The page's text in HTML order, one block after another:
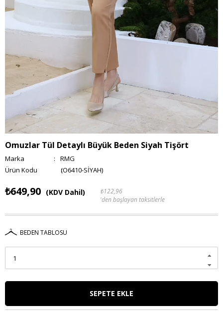
Omuzlar Tül Detaylı Büyük Beden Siyah Tişört
Marka :
RMG
(O6410-SİYAH)
₺649,90 (KDV Dahil)
₺122,96
'den başlayan taksitlerle
BEDEN TABLOSU